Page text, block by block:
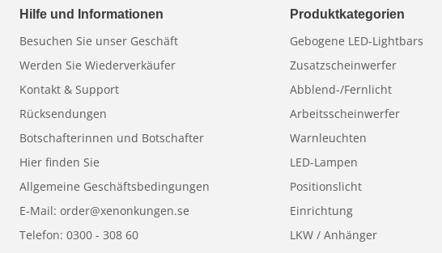
Hilfe und Informationen
Besuchen Sie unser Geschäft
Werden Sie Wiederverkäufer
Kontakt & Support
Rücksendungen
Botschafterinnen und Botschafter
Hier finden Sie
Allgemeine Geschäftsbedingungen
E-Mail: order@xenonkungen.se
Telefon: 0300 - 308 60
Produktkategorien
Gebogene LED-Lightbars
Zusatzscheinwerfer
Abblend-/Fernlicht
Arbeitsscheinwerfer
Warnleuchten
LED-Lampen
Positionslicht
Einrichtung
LKW / Anhänger